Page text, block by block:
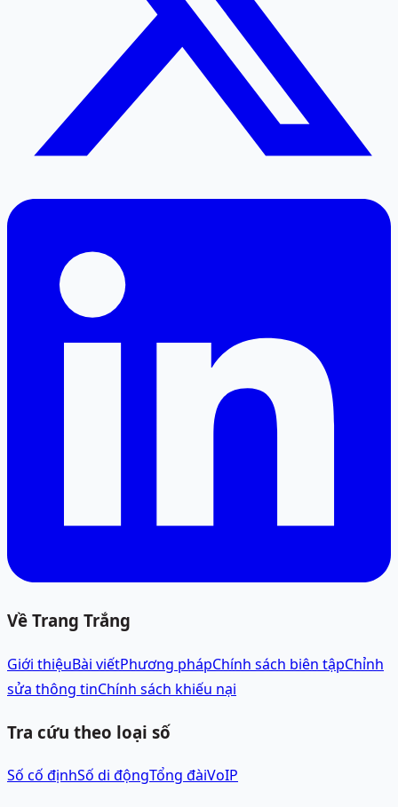
Về Trang Trắng
Giới thiệuBài viếtPhương phápChính sách biên tậpChỉnh
sửa thông tinChính sách khiếu nại
Tra cứu theo loại số
Số cố địnhSố di độngTổng đàiVoIP